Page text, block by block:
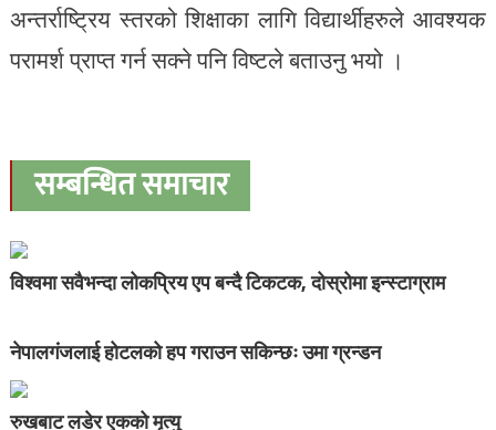
अन्तर्राष्ट्रिय स्तरको शिक्षाका लागि विद्यार्थीहरुले आवश्यक
परामर्श प्राप्त गर्न सक्ने पनि विष्टले बताउनु भयो ।
सम्बन्धित समाचार
विश्वमा सवैभन्दा लोकप्रिय एप बन्दै टिकटक, दोस्रोमा इन्स्टाग्राम
नेपालगंजलाई होटलको हप गराउन सकिन्छः उमा ग्रन्डन
रुखबाट लडेर एकको मृत्यु